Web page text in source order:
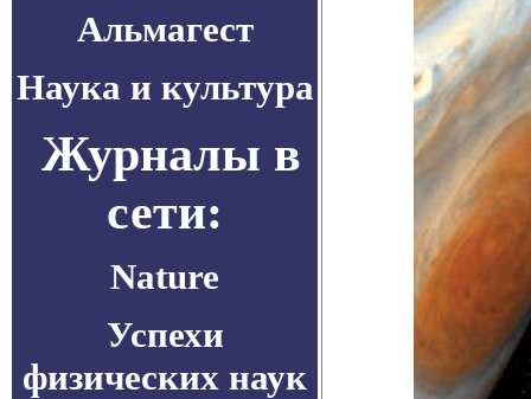
Альмагест
Наука и культура
Журналы в
сети:
Nature
Успехи
физических наук